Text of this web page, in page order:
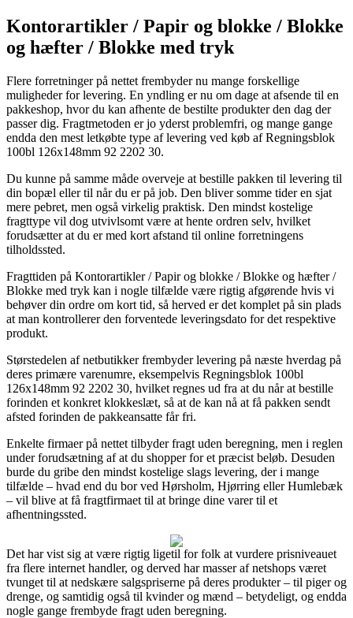
Kontorartikler / Papir og blokke / Blokke
og hæfter / Blokke med tryk
Flere forretninger på nettet frembyder nu mange forskellige
muligheder for levering. En yndling er nu om dage at afsende til en
pakkeshop, hvor du kan afhente de bestilte produkter den dag der
passer dig. Fragtmetoden er jo yderst problemfri, og mange gange
endda den mest letkøbte type af levering ved køb af Regningsblok
100bl 126x148mm 92 2202 30.
Du kunne på samme måde overveje at bestille pakken til levering til
din bopæl eller til når du er på job. Den bliver somme tider en sjat
mere pebret, men også virkelig praktisk. Den mindst kostelige
fragttype vil dog utvivlsomt være at hente ordren selv, hvilket
forudsætter at du er med kort afstand til online forretningens
tilholdssted.
Fragttiden på Kontorartikler / Papir og blokke / Blokke og hæfter /
Blokke med tryk kan i nogle tilfælde være rigtig afgørende hvis vi
behøver din ordre om kort tid, så herved er det komplet på sin plads
at man kontrollerer den forventede leveringsdato for det respektive
produkt.
Størstedelen af netbutikker frembyder levering på næste hverdag på
deres primære varenumre, eksempelvis Regningsblok 100bl
126x148mm 92 2202 30, hvilket regnes ud fra at du når at bestille
forinden et konkret klokkeslæt, så at de kan nå at få pakken sendt
afsted forinden de pakkeansatte får fri.
Enkelte firmaer på nettet tilbyder fragt uden beregning, men i reglen
under forudsætning af at du shopper for et præcist beløb. Desuden
burde du gribe den mindst kostelige slags levering, der i mange
tilfælde – hvad end du bor ved Hørsholm, Hjørring eller Humlebæk
– vil blive at få fragtfirmaet til at bringe dine varer til et
afhentningssted.
Det har vist sig at være rigtig ligetil for folk at vurdere prisniveauet
fra flere internet handler, og derved har masser af netshops været
tvunget til at nedskære salgspriserne på deres produkter – til piger og
drenge, og samtidig også til kvinder og mænd – betydeligt, og endda
nogle gange frembyde fragt uden beregning.